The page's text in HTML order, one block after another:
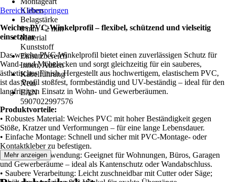
Kleben
Belagstärke
0 mm - 2 mm
Material
Kunststoff
Einsatzbereich
Innen, Außen
Kabelführung
Nein
EAN
5907022997576
Bereich überspringen
Weiches PVC-Winkelprofil – flexibel, schützend und vielseitig
einsetzbar
Das weiche PVC-Winkelprofil bietet einen zuverlässigen Schutz für
Wand- und Möbelecken und sorgt gleichzeitig für ein sauberes,
ästhetisches Finish. Hergestellt aus hochwertigem, elastischem PVC,
ist das Profil stoßfest, formbeständig und UV-beständig – ideal für den
langfristigen Einsatz in Wohn- und Gewerberäumen.
Produktvorteile:
• Robustes Material: Weiches PVC mit hoher Beständigkeit gegen
Stöße, Kratzer und Verformungen – für eine lange Lebensdauer.
• Einfache Montage: Schnell und sicher mit PVC-Montage- oder
Kontaktkleber zu befestigen.
• Vielseitige Anwendung: Geeignet für Wohnungen, Büros, Garagen
und Gewerberäume – ideal als Kantenschutz oder Wandabschluss.
• Saubere Verarbeitung: Leicht zuschneidbar mit Cutter oder Säge;
Mehr anzeigen